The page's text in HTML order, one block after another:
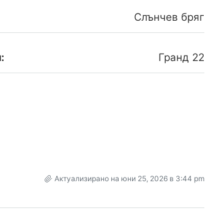
Слънчев бряг
Гранд 22
Актуализирано на юни 25, 2026 в 3:44 pm